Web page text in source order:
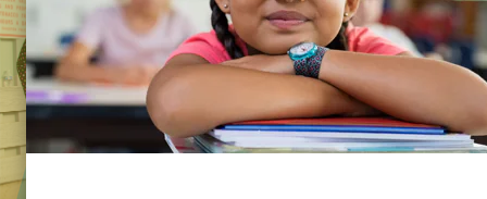
COMUNIDAD LOCAL
DONA MÁS DE 200
INSTRUMENTOS
MUSICALES A
ESTUDIANTES DE BVSD